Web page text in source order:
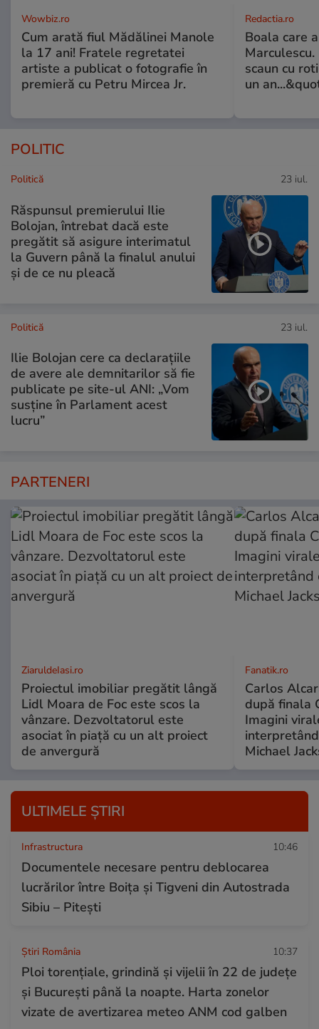
Wowbiz.ro
Cum arată fiul Mădălinei Manole
la 17 ani! Fratele regretatei
artiste a publicat o fotografie în
premieră cu Petru Mircea Jr.
Redactia.ro
Boala care
scaun cu
un
POLITIC
Politică 23 iul.
Răspunsul premierului Ilie
Bolojan, întrebat dacă este
pregătit să asigure interimatul
la Guvern până la finalul anului
și de ce nu pleacă
Politică 23 iul.
Ilie Bolojan cere ca declarațiile
de avere ale demnitarilor să fie
publicate pe site-ul ANI: „Vom
susține în Parlament acest
lucru”
PARTENERI
ZiaruldeIasi.ro
Proiectul imobiliar pregătit lângă
Lidl Moara de Foc este scos la
vânzare. Dezvoltatorul este
asociat în piață cu un alt proiect
de anvergură
Fanatik.ro
Carlos
după finala
Imagini
Michael
ULTIMELE ȘTIRI
Infrastructura 10:46
Documentele necesare pentru deblocarea
lucrărilor între Boița și Tigveni din Autostrada
Sibiu – Pitești
Știri România 10:37
Ploi torențiale, grindină și vijelii în 22 de județe
și București până la noapte. Harta zonelor
vizate de avertizarea meteo ANM cod galben